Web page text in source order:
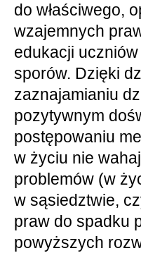
do właściwego,
wzajemnych
edukacji
sporów. Dzięki
zaznajamianiu
pozytywnym
postępowaniu
w życiu nie
problemów (w
w sąsiedztwie,
praw do spadku
powyższych